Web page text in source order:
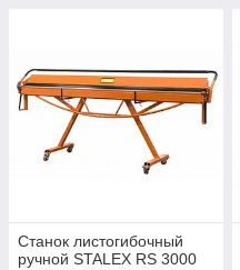
Станок листогибочный
ручной STALEX RS 3000